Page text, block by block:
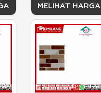
MELIHAT HARGA